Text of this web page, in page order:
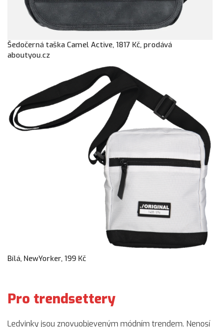
Šedočerná taška Camel Active, 1817 Kč, prodává
aboutyou.cz
Bílá, NewYorker, 199 Kč
Pro trendsettery
Ledvinky jsou znovuobjeveným módním trendem. Nenosí